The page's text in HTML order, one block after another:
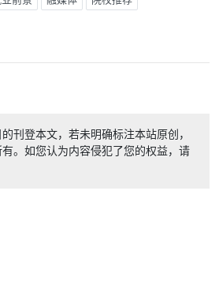
刊登本文，若未明确标注本站原创，
。如您认为内容侵犯了您的权益，请